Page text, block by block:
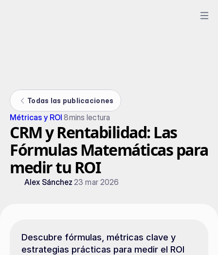
Todas las publicaciones
Métricas y ROI 8mins lectura
CRM y Rentabilidad: Las
Fórmulas Matemáticas para
medir tu ROI
Alex Sánchez 23 mar 2026
Descubre fórmulas, métricas clave y
estrategias prácticas para medir el ROI